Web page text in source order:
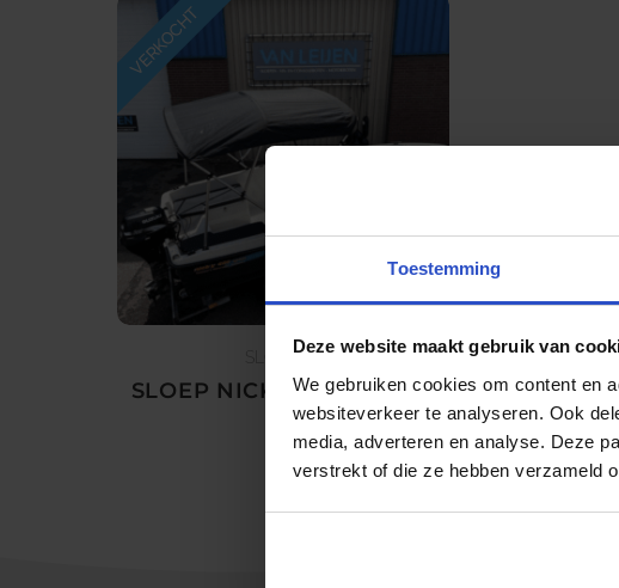
Toestemming
Deze website maakt gebruik van
We gebruiken cookies om content en
websiteverkeer te analyseren. Ook
media, adverteren en analyse. Deze
verstrekt of die ze hebben verzameld
SLOEPEN
SLOEP NICKY 420 SUZUKI